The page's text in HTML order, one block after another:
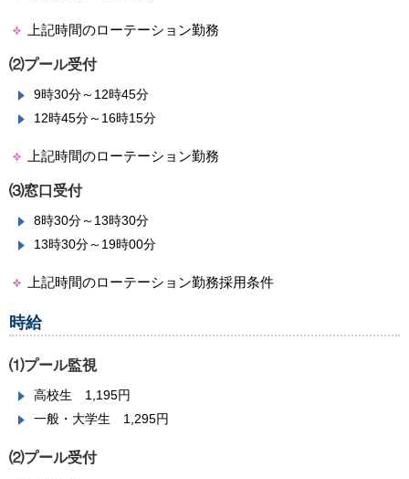
上記時間のローテーション勤務
⑵プール受付
9時30分～12時45分
12時45分～16時15分
上記時間のローテーション勤務
⑶窓口受付
8時30分～13時30分
13時30分～19時00分
上記時間のローテーション勤務採用条件
時給
⑴プール監視
高校生 1,195円
一般・大学生 1,295円
⑵プール受付